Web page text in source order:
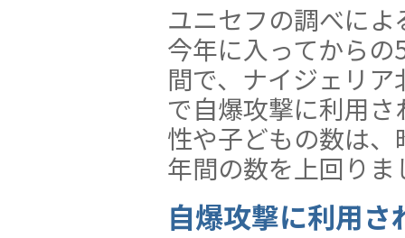
ユニセフの調べによ
今年に入ってからの
間で、ナイジェリア
で自爆攻撃に利用さ
性や子どもの数は、
年間の数を上回りま
自爆攻撃に利用